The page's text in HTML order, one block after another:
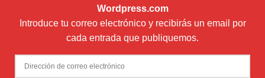
Wordpress.com
Introduce tu correo electrónico y recibirás un email por
cada entrada que publiquemos.
Dirección